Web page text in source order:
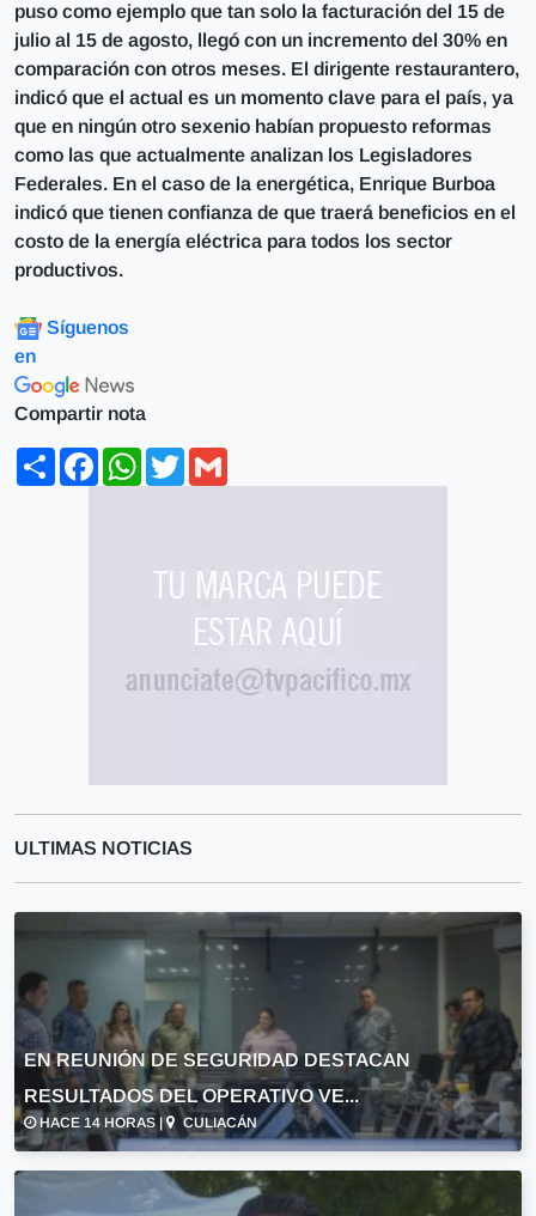
puso como ejemplo que tan solo la facturación del 15 de
julio al 15 de agosto, llegó con un incremento del 30% en
comparación con otros meses. El dirigente restaurantero,
indicó que el actual es un momento clave para el país, ya
que en ningún otro sexenio habían propuesto reformas
como las que actualmente analizan los Legisladores
Federales. En el caso de la energética, Enrique Burboa
indicó que tienen confianza de que traerá beneficios en el
costo de la energía eléctrica para todos los sector
productivos.
Síguenos
en
Compartir nota
ShareFacebookWhatsApp
Twitter
ULTIMAS NOTICIAS
EN REUNIÓN DE SEGURIDAD DESTACAN
RESULTADOS DEL OPERATIVO VE...
HACE 14 HORAS | CULIACÁN